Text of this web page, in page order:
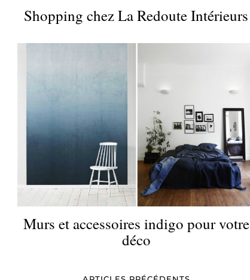
Shopping chez La Redoute Intérieurs
Murs et accessoires indigo pour votre
déco